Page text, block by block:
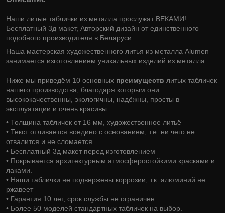
Наши литые таблички из металла прослужат ВЕКАМИ!
Бесплатный 3д макет, Авторский дизайн от единственного
подобного производителя в Беларуси
Наша мастерская художественного литья из металла Alumen
занимается изготовлением уникальных изделий из металла
Ниже мы приведём 10 основных преимуществ литых табличек
нашего производства, благодаря которым они
высококачественны, экологичны, надёжны, просты в
эксплуатации и очень красивы.
• Толщина табличек от 16 мм, художественное литьё
• Текст отливается воедино с основанием, т.е. ни чего не
отвалится и не сломается.
• Бесплатный 3д макет перед изготовлением
• Покрывается архитектурным атмосферостойкими красками и
лаками.
• Наши таблички не подвержены коррозии, т.к. алюминий не
ржавеет
• Гарантия 10 лет, срок службы не ограничен.
• Более 50 моделей стандартных табличек на выбор.